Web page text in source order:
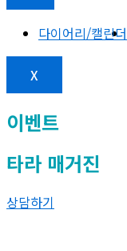
다이어리/캘린더
X
이벤트
타라 매거진
상담하기